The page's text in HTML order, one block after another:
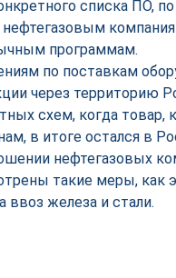
списка ПО,
программам.
по поставкам
через территорию
схем, когда товар,
в итоге остался в
нефтегазовых
такие меры, как
ввоз железа и стали.